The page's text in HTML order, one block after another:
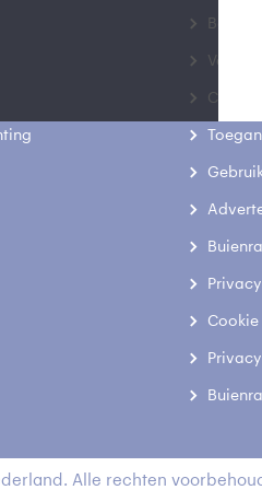
Contact
Alle rechten